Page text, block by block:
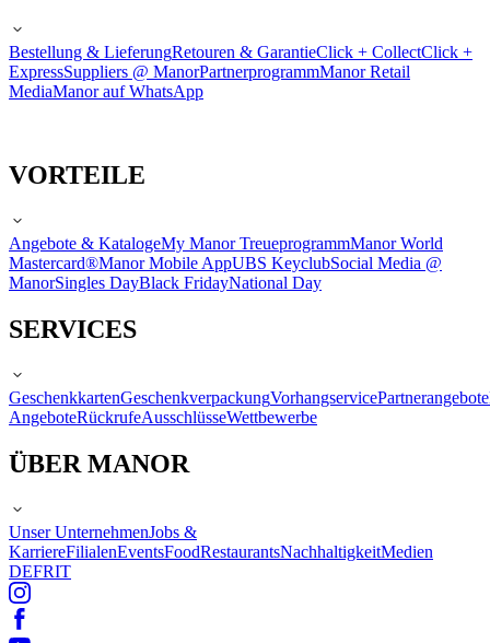
Bestellung & LieferungRetouren & GarantieClick + CollectClick +
ExpressSuppliers @ ManorPartnerprogrammManor Retail
MediaManor auf WhatsApp
VORTEILE
Angebote & KatalogeMy Manor TreueprogrammManor World
Mastercard®Manor Mobile AppUBS KeyclubSocial Media @
ManorSingles DayBlack FridayNational Day
SERVICES
GeschenkkartenGeschenkverpackungVorhangservicePartnerangebote
AngeboteRückrufeAusschlüsseWettbewerbe
ÜBER MANOR
Unser UnternehmenJobs &
KarriereFilialenEventsFoodRestaurantsNachhaltigkeitMedien
DEFRIT